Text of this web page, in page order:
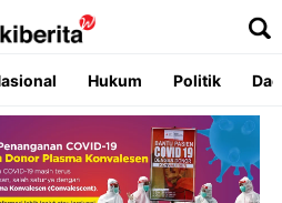
Hukum Politik